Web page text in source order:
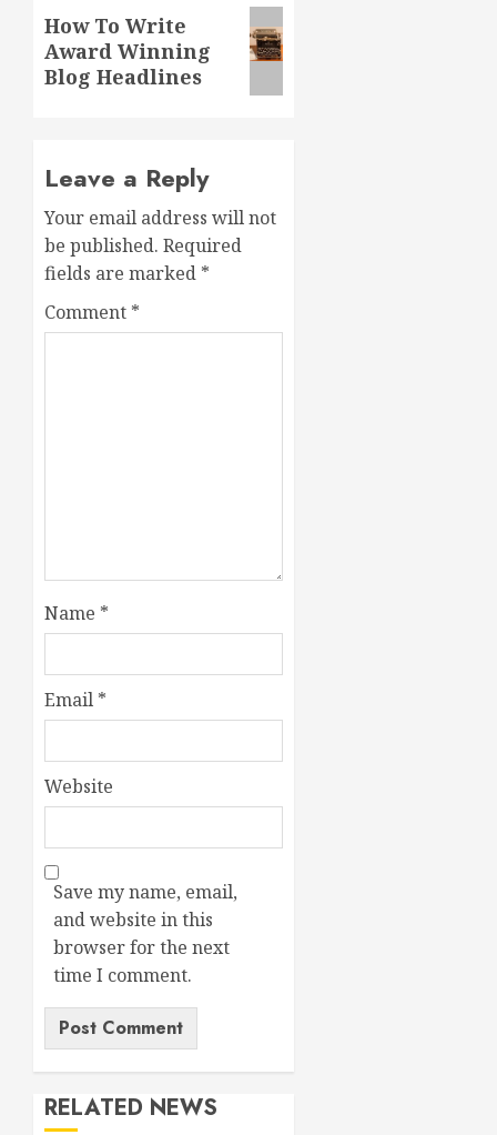
Next
post:
How To Write
Award Winning
Blog Headlines
Leave a Reply
Your email address will not
be published. Required
fields are marked *
Comment *
Name *
Email *
Website
Save my name, email,
and website in this
browser for the next
time I comment.
RELATED NEWS